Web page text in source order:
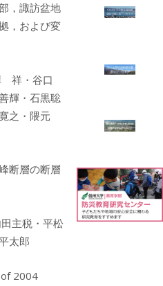
，諏訪盆地
，および変
祥・谷口
輝・石黒聡
之・隈元
断層の断層
主税・平松
太郎
2004